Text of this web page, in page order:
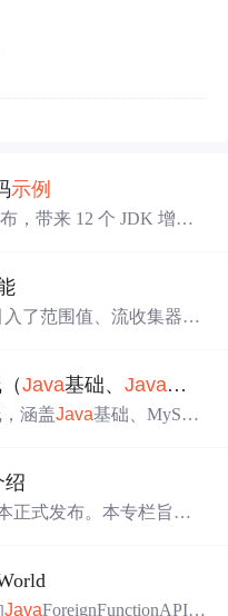
示例
，带来 12 个 JDK 增强
解掌握，不过部分特性
了范围值、流收集器、
，也为Java未来发展指
Java基础、Java高并
涵盖Java基础、MySQ
为
绍
正式发布。本专栏旨在
提及其他重要特性，为
JavaForeignFunctionAPI(F